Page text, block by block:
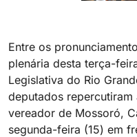
Entre os
plenária desta terça-
Legislativa do Rio
deputados repercutiram
vereador de Mossoró,
segunda-feira (15) em